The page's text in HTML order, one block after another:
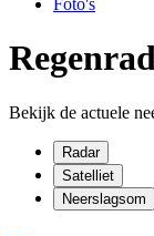
Foto's
Bekijk de actuele
Radar
Satelliet
Neerslagsom